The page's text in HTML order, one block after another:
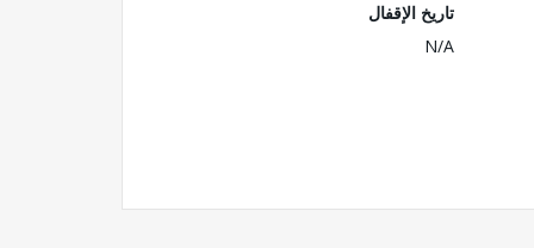
تاريخ الإقفال
N/A